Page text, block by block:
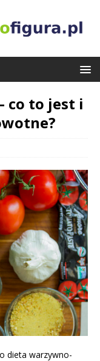
co to jest i
dieta warzywno-